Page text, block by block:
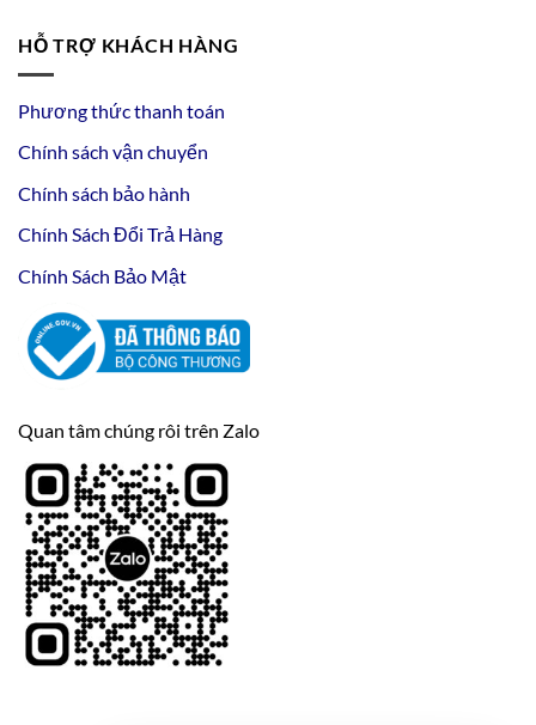
HỖ TRỢ KHÁCH HÀNG
Phương thức thanh toán
Chính sách vận chuyển
Chính sách bảo hành
Chính Sách Đổi Trả Hàng
Chính Sách Bảo Mật
Quan tâm chúng rôi trên Zalo